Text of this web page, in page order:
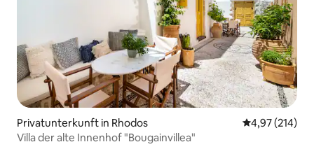
Privatunterkunft in Rhodos
4,97 (214)
Villa der alte Innenhof "Bougainvillea"